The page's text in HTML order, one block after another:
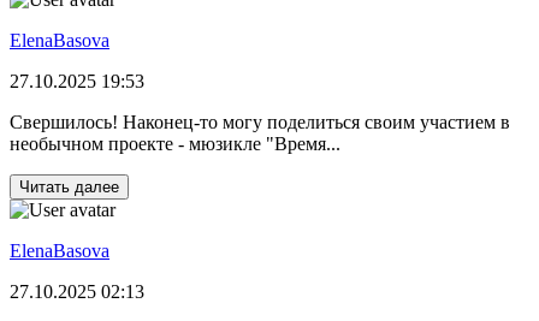
ElenaBasova
27.10.2025 19:53
Свершилось! Наконец-то могу поделиться своим участием в
необычном проекте - мюзикле "Время...
Читать далее
ElenaBasova
27.10.2025 02:13